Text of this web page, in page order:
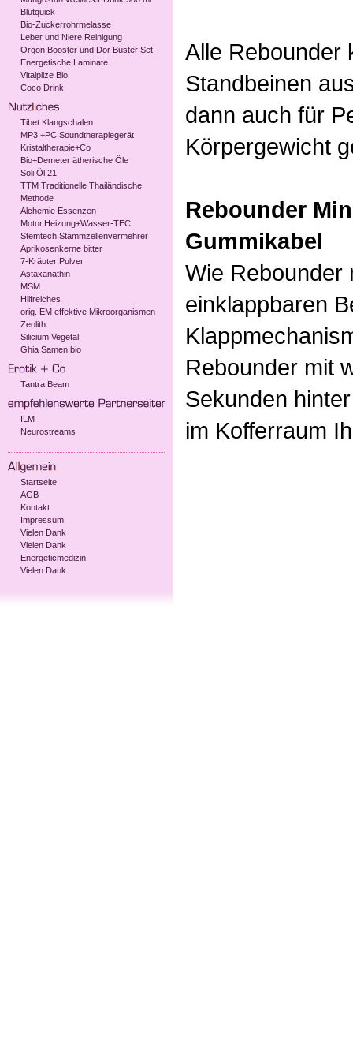
Blutquick
Bio-Zuckerrohrmelasse
Leber und Niere Reinigung
Orgon Booster und Dor Buster Set
Energetische Laminate
Vitalpilze Bio
Coco Drink
Tibet Klangschalen
MP3 +PC Soundtherapiegerät
Kristaltherapie+Co
Bio+Demeter ätherische Öle
Soli Öl 21
TTM Traditionelle Thailändische
Methode
Alchemie Essenzen
Motor,Heizung+Wasser-TEC
Stemtech Stammzellenvermehrer
Aprikosenkerne bitter
7-Kräuter Pulver
Astaxanathin
MSM
Hilfreiches
orig. EM effektive Mikroorganismen
Zeolith
Silicium Vegetal
Ghia Samen bio
Tantra Beam
ILM
Neurostreams
Startseite
AGB
Kontakt
Impressum
Vielen Dank
Vielen Dank
Energeticmedizin
Vielen Dank
Alle Rebounder
Standbeinen
dann auch für
Körpergewicht
Rebounder
Gummikabel
Wie Rebounder
einklappbaren
Rebounder mit
Sekunden
im Kofferraum